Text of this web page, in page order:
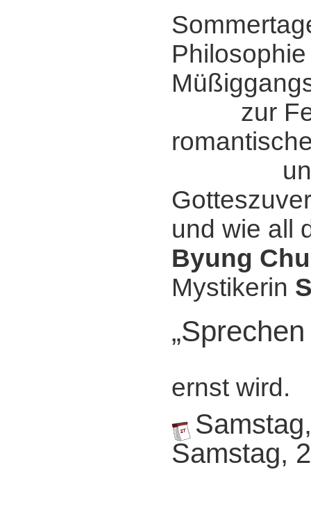
zur
und
und wie all
Byung
Mystikerin
ernst wird.
Samstag,